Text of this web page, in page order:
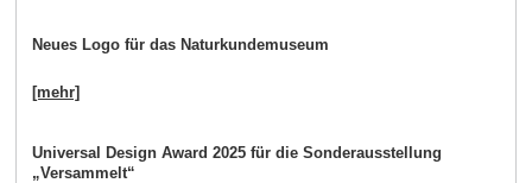
Neues Logo für das Naturkundemuseum
[mehr]
Universal Design Award 2025 für die Sonderausstellung
„Versammelt“